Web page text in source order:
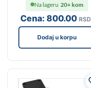
Cena:800.00 RSD
Na lageru 20+ kom
Dodaj u korpu